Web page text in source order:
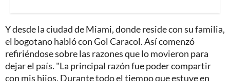
Y desde la ciudad de Miami, donde reside con su familia,
el bogotano habló con Gol Caracol. Así comenzó
refiriéndose sobre las razones que lo movieron para
dejar el país. "La principal razón fue poder compartir
con mis hijos. Durante todo el tiempo que estuve en